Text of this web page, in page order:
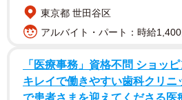
東京都 世田谷区
アルバイト・パート：時給
「医療事務」資格不問 ショッ
キレイで働きやすい歯科クリニ
で患者さまを迎えてくださる医